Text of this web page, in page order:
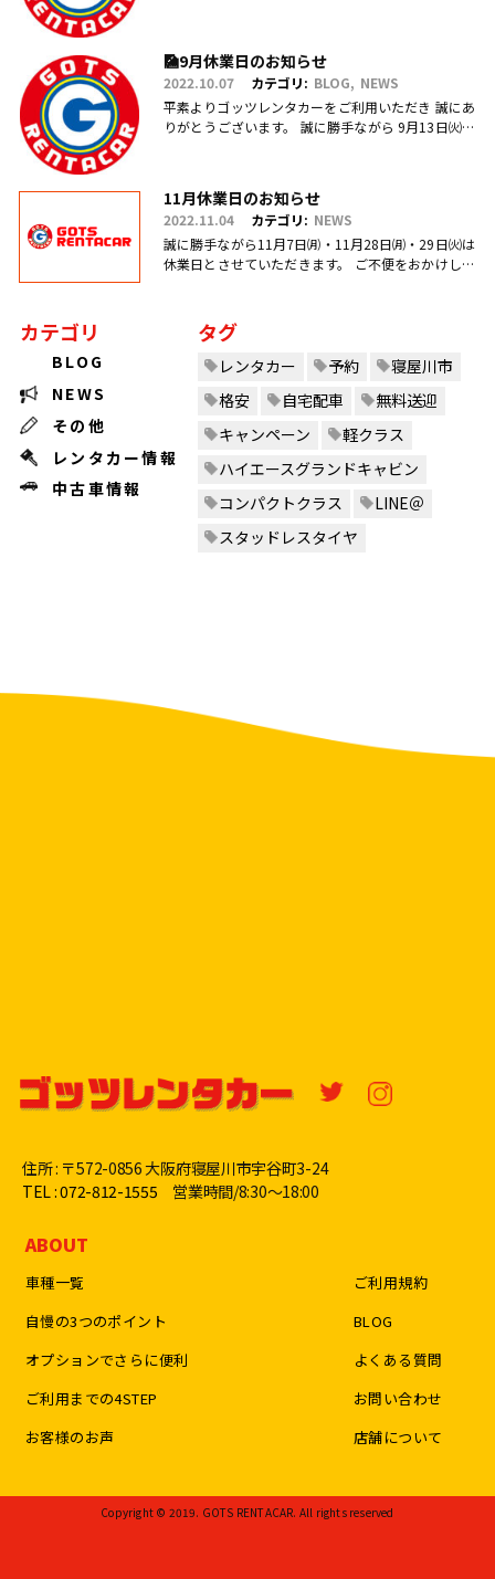
🎑9月休業日のお知らせ
2022.10.07 カテゴリ: BLOG
NEWS
平素よりゴッツレンタカーをご利用いただき 誠にあ
りがとうございます。 誠に勝手ながら 9月13日㈫・
11月休業日のお知らせ
2022.11.04 カテゴリ: NEWS
誠に勝手ながら11月7日㈪・11月28日㈪・29日㈫は
休業日とさせていただきます。 ご不便をおかけしま
カテゴリ
BLOG
NEWS
その他
レンタカー情報
中古車情報
タグ
レンタカー 予約
寝屋川市
格安
自宅配車
無料送迎
キャンペーン
軽クラス
ハイエースグランドキャビン
コンパクトクラス
LINE＠
スタッドレスタイヤ
住所 : 〒572-0856 大阪府寝屋川市宇谷町3-24
TEL : 072-812-1555 営業時間/8:30〜18:00
ABOUT
車種一覧
ご利用規約
自慢の3つのポイント
BLOG
オプションでさらに便利
よくある質問
ご利用までの4STEP
お問い合わせ
お客様のお声
店舗について
Copyright © 2019. GOTS RENTACAR. All rights reserved